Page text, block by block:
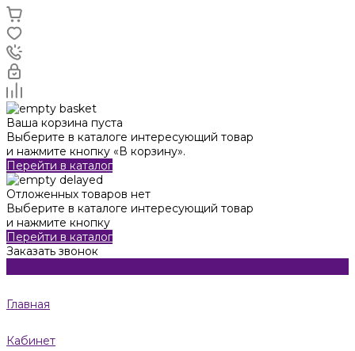
Ваша корзина пуста
Выберите в каталоге интересующий товар
и нажмите кнопку «В корзину».
Перейти в каталог
Отложенных товаров нет
Выберите в каталоге интересующий товар
и нажмите кнопку
Перейти в каталог
Заказать звонок
Главная
Кабинет